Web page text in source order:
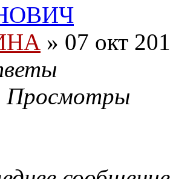
» 07 окт
Просмотры